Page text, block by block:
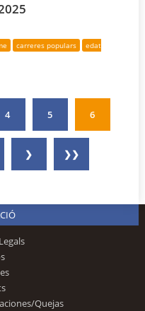
carreres populars
edat
4 5 6
❯ ❯❯
Quejas